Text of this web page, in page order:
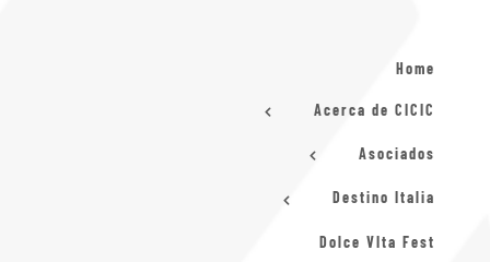
Home
Acerca de CICIC
Asociados
Destino Italia
Dolce VIta Fest